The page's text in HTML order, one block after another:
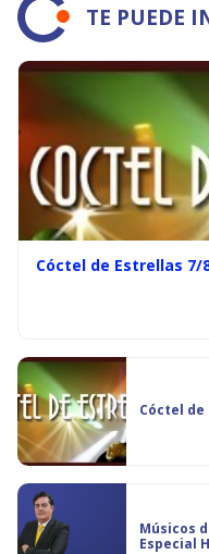
TE PUEDE
Cóctel de Estrellas 7/
Cóctel de
Músicos
Especial